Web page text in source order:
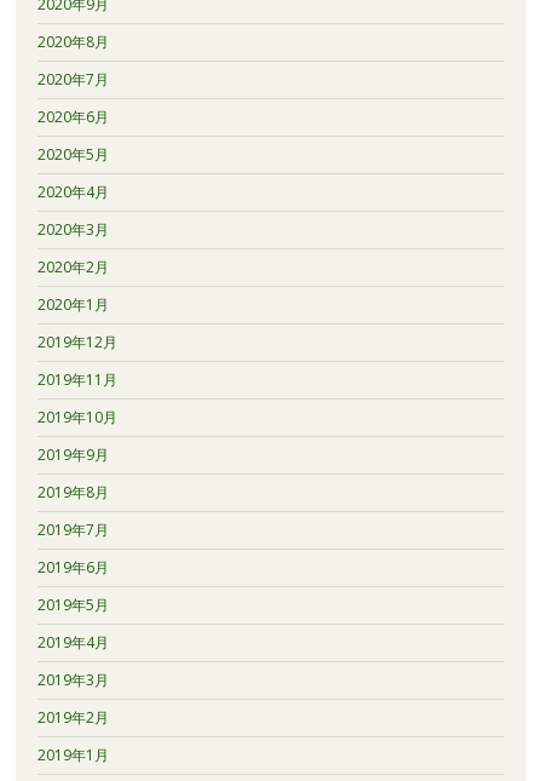
2020年9月
2020年8月
2020年7月
2020年6月
2020年5月
2020年4月
2020年3月
2020年2月
2020年1月
2019年12月
2019年11月
2019年10月
2019年9月
2019年8月
2019年7月
2019年6月
2019年5月
2019年4月
2019年3月
2019年2月
2019年1月